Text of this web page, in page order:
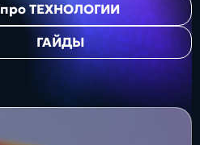
проТЕХНОЛОГИИ
ГАЙДЫ